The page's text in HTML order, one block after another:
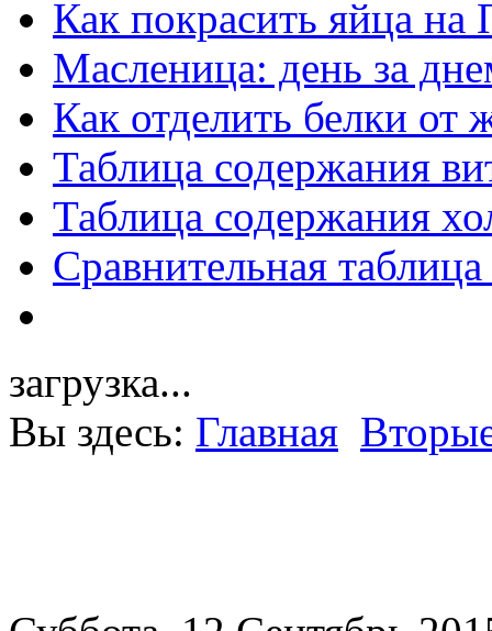
Как покрасить яйца на
Масленица: день за
Как отделить белки от
Таблица содержания
Таблица содержания
Сравнительная
загрузка...
Вы здесь: Главная